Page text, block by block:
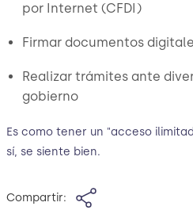
por Internet (CFDI)
Firmar documentos
Realizar trámites ante
gobierno
Es como tener un "acceso
sí, se siente bien.
Compartir: